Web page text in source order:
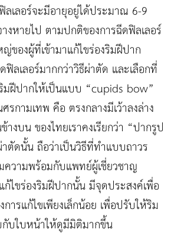
ลเลอร์จะมีอายุอยู่ได้ประมาณ 6-9
งหายไป ตามปกติของการฉีดฟิลเลอร์
ของผู้ที่เข้ามาแก้ไขร่องริมฝีปาก
ลเลอร์มากกว่าวิธีผ่าตัด และเลือกที่
มฝีปากให้เป็นแบบ “cupids bow”
กามเทพ คือ ตรงกลางมีเว้าลงล่าง
งบน ของไทยเราคงเรียกว่า “ปากรูป
ตัดนั้น ถือว่าเป็นวิธีที่ทำแบบถาวร
ความพร้อมกับแพทย์ผู้เชี่ยวชาญ
ไขร่องริมฝีปากนั้น มีจุดประสงค์เพื่อ
ารแก้ไขเพียงเล็กน้อย เพื่อปรับให้ริม
บใบหน้าให้ดูมีมิติมากขึ้น